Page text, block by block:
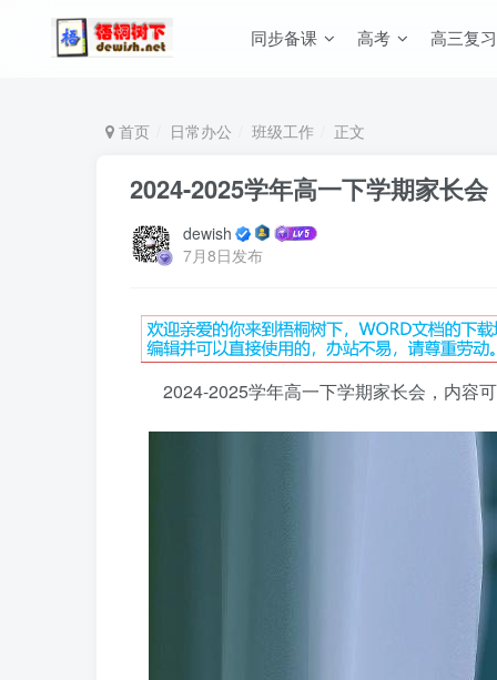
同步备课 高考 高三复习
首页 日常办公 班级工作 正文
2024-2025学年高一下学期家长会
dewish
7月8日发布
2024-2025学年高一下学期家长会，内容